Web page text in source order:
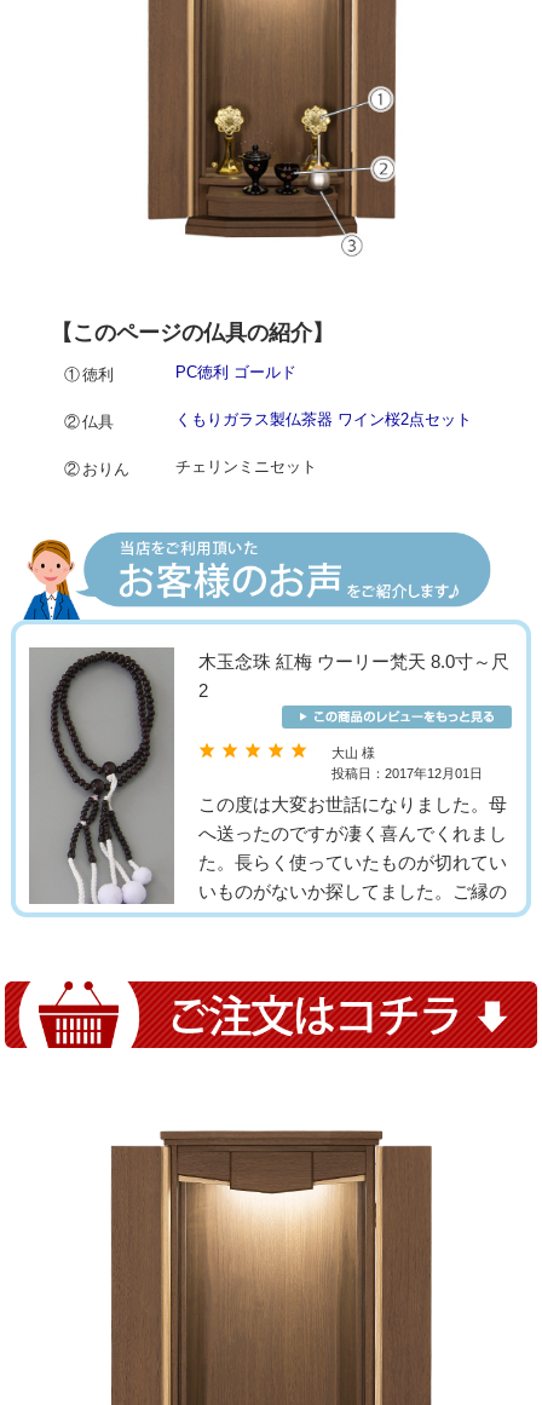
【このページの仏具の紹介】
①徳利 PC徳利 ゴールド
②仏具 くもりガラス製仏茶器 ワイン桜2点セット
②おりん チェリンミニセット